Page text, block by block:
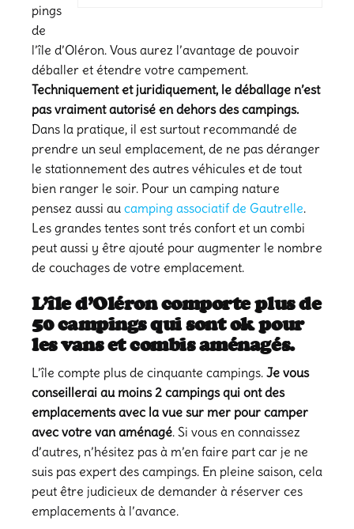
pings
de
l’île d’Oléron. Vous aurez l’avantage de pouvoir
déballer et étendre votre campement.
Techniquement et juridiquement, le déballage n’est
pas vraiment autorisé en dehors des campings.
Dans la pratique, il est surtout recommandé de
prendre un seul emplacement, de ne pas déranger
le stationnement des autres véhicules et de tout
bien ranger le soir. Pour un camping nature
pensez aussi au camping associatif de Gautrelle.
Les grandes tentes sont trés confort et un combi
peut aussi y être ajouté pour augmenter le nombre
de couchages de votre emplacement.
L’île d’Oléron comporte plus de
50 campings qui sont ok pour
les vans et combis aménagés.
L’île compte plus de cinquante campings. Je vous
conseillerai au moins 2 campings qui ont des
emplacements avec la vue sur mer pour camper
avec votre van aménagé. Si vous en connaissez
d’autres, n’hésitez pas à m’en faire part car je ne
suis pas expert des campings. En pleine saison, cela
peut être judicieux de demander à réserver ces
emplacements à l’avance.